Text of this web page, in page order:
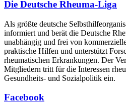
Die Deutsche Rheuma-Liga
Als größte deutsche
informiert und berät die Deutsche
unabhängig und frei von
praktische Hilfen und unterstützt
rheumatischen Erkrankungen. Der
Mitgliedern tritt für die Interessen
Gesundheits- und Sozialpolitik ein.
Facebook